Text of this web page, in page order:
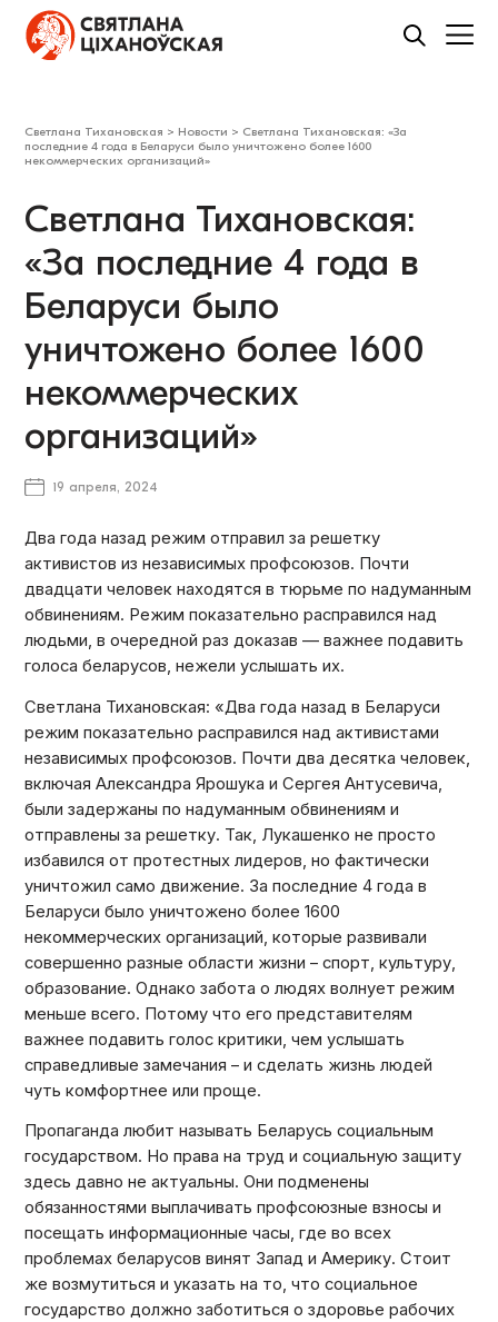
Светлана Тихановская > Новости > Светлана Тихановская: «За
последние 4 года в Беларуси было уничтожено более 1600
некоммерческих организаций»
Светлана Тихановская:
«За последние 4 года в
Беларуси было
уничтожено более 1600
некоммерческих
организаций»
19 апреля, 2024
Два года назад режим отправил за решетку
активистов из независимых профсоюзов. Почти
двадцати человек находятся в тюрьме по надуманным
обвинениям. Режим показательно расправился над
людьми, в очередной раз доказав — важнее подавить
голоса беларусов, нежели услышать их.
Светлана Тихановская: «Два года назад в Беларуси
режим показательно расправился над активистами
независимых профсоюзов. Почти два десятка человек,
включая Александра Ярошука и Сергея Антусевича,
были задержаны по надуманным обвинениям и
отправлены за решетку. Так, Лукашенко не просто
избавился от протестных лидеров, но фактически
уничтожил само движение. За последние 4 года в
Беларуси было уничтожено более 1600
некоммерческих организаций, которые развивали
совершенно разные области жизни – спорт, культуру,
образование. Однако забота о людях волнует режим
меньше всего. Потому что его представителям
важнее подавить голос критики, чем услышать
справедливые замечания – и сделать жизнь людей
чуть комфортнее или проще.
Пропаганда любит называть Беларусь социальным
государством. Но права на труд и социальную защиту
здесь давно не актуальны. Они подменены
обязанностями выплачивать профсоюзные взносы и
посещать информационные часы, где во всех
проблемах беларусов винят Запад и Америку. Стоит
же возмутиться и указать на то, что социальное
государство должно заботиться о здоровье рабочих